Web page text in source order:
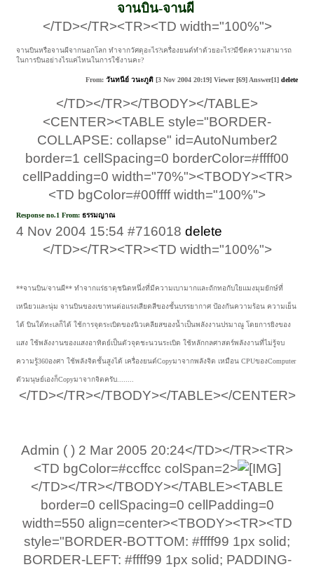
จานบิน-จานผี​
</TD></TR><TR><TD width="100%">
จานบินหรือจานผีจากนอกโลก ทำจากวัศดุอะไร?เครื่องยนต์ทำด้วยอะไร?มีขีดความสามารถ
ในการบินอย่างไรแค่ไหนในการใช้งานคะ?​
From: วันทนีย์ วนะภูติ [3 Nov 2004 20:19] Viewer [69] Answer[1] delete
</TD></TR></TBODY></TABLE>
<CENTER><TABLE style="BORDER-
COLLAPSE: collapse" id=AutoNumber2
border=1 cellSpacing=0 borderColor=#ffff00
cellPadding=0 width="70%"><TBODY><TR>
<TD bgColor=#00ffff width="100%">
Response no.1 From:ธรรมญาณ
4 Nov 2004 15:54 #716018delete
</TD></TR><TR><TD width="100%">
**จานบิน/จานผี** ทำจากแร่ธาตุชนิดหนึ่งที่มีความเบามากและถักทอกับใยแมงมุมยักษ์ที่
เหนียวและนุ่ม จานบินของเขาทนต่อแรงเสียดสีของชั้นบรรยากาศ ป้องกันความร้อน ความเย็น
ได้ บินใต้ทะเลก็ได้ ใช้การจุดระเบิดของนิวเคลียสของน้ำเป็นพลังงานปรมาณู โดยการยิงของ
แสง ใช้พลังงานของแสงอาทิตย์เป็นตัวจุดชะนวนระเบิด ใช้หลักกลศาสตร์พลังงานที่ไม่รู้จบ
ความรู้360องศา ใช้พลังจิตชั้นสูงได้ เครื่องยนต์Copyมาจากพลังจิต เหมือน CPUของComputer
ตัวมนุษย์เองก็Copyมาจากจิตครับ........
</TD></TR></TBODY></TABLE></CENTER>​
Admin ( ) 2 Mar 2005 20:24</TD></TR><TR>
<TD bgColor=#ccffcc colSpan=2>
</TD></TR></TBODY></TABLE><TABLE
border=0 cellSpacing=0 cellPadding=0
width=550 align=center><TBODY><TR><TD
style="BORDER-BOTTOM: #ffff99 1px solid;
BORDER-LEFT: #ffff99 1px solid; PADDING-